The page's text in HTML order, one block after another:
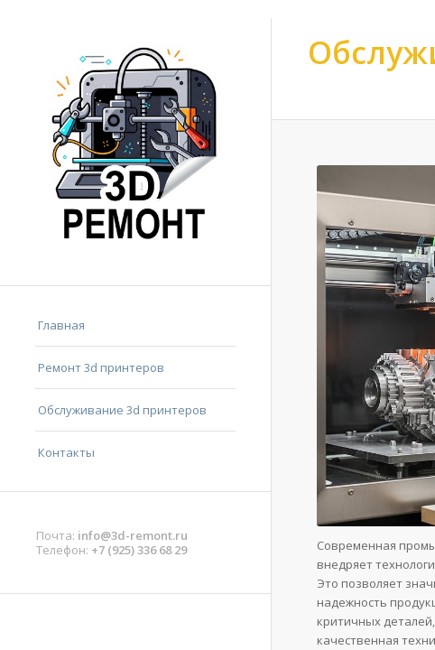
Главная
Ремонт 3d принтеров
Обслуживание 3d принтеров
Контакты
Почта: info@3d-remont.ru
Телефон: +7 (925) 336 68 29
Современная
внедряет
Это позволяет
надежность
критичных
качественная